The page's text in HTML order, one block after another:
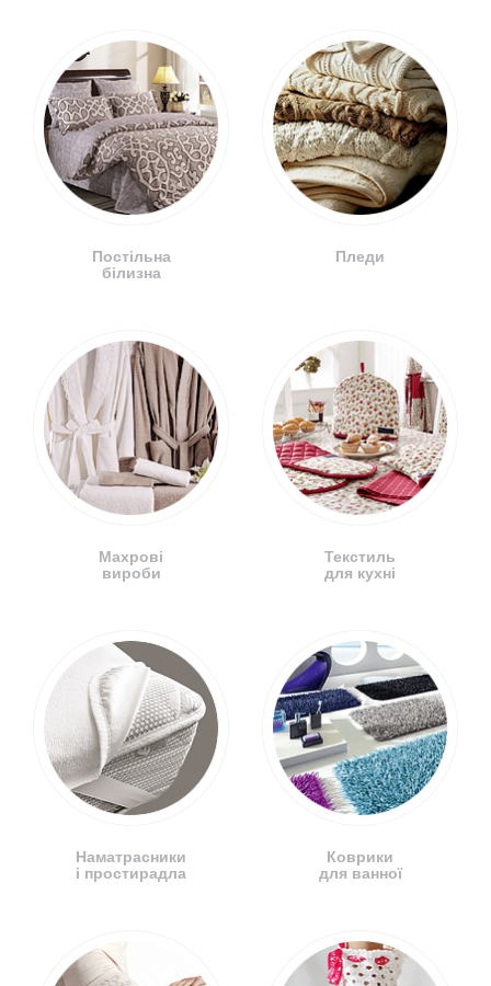
Постільна
білизна
Махрові
вироби
Наматрасники
і простирадла
Пледи
Текстиль
для кухні
Коврики
для ванної